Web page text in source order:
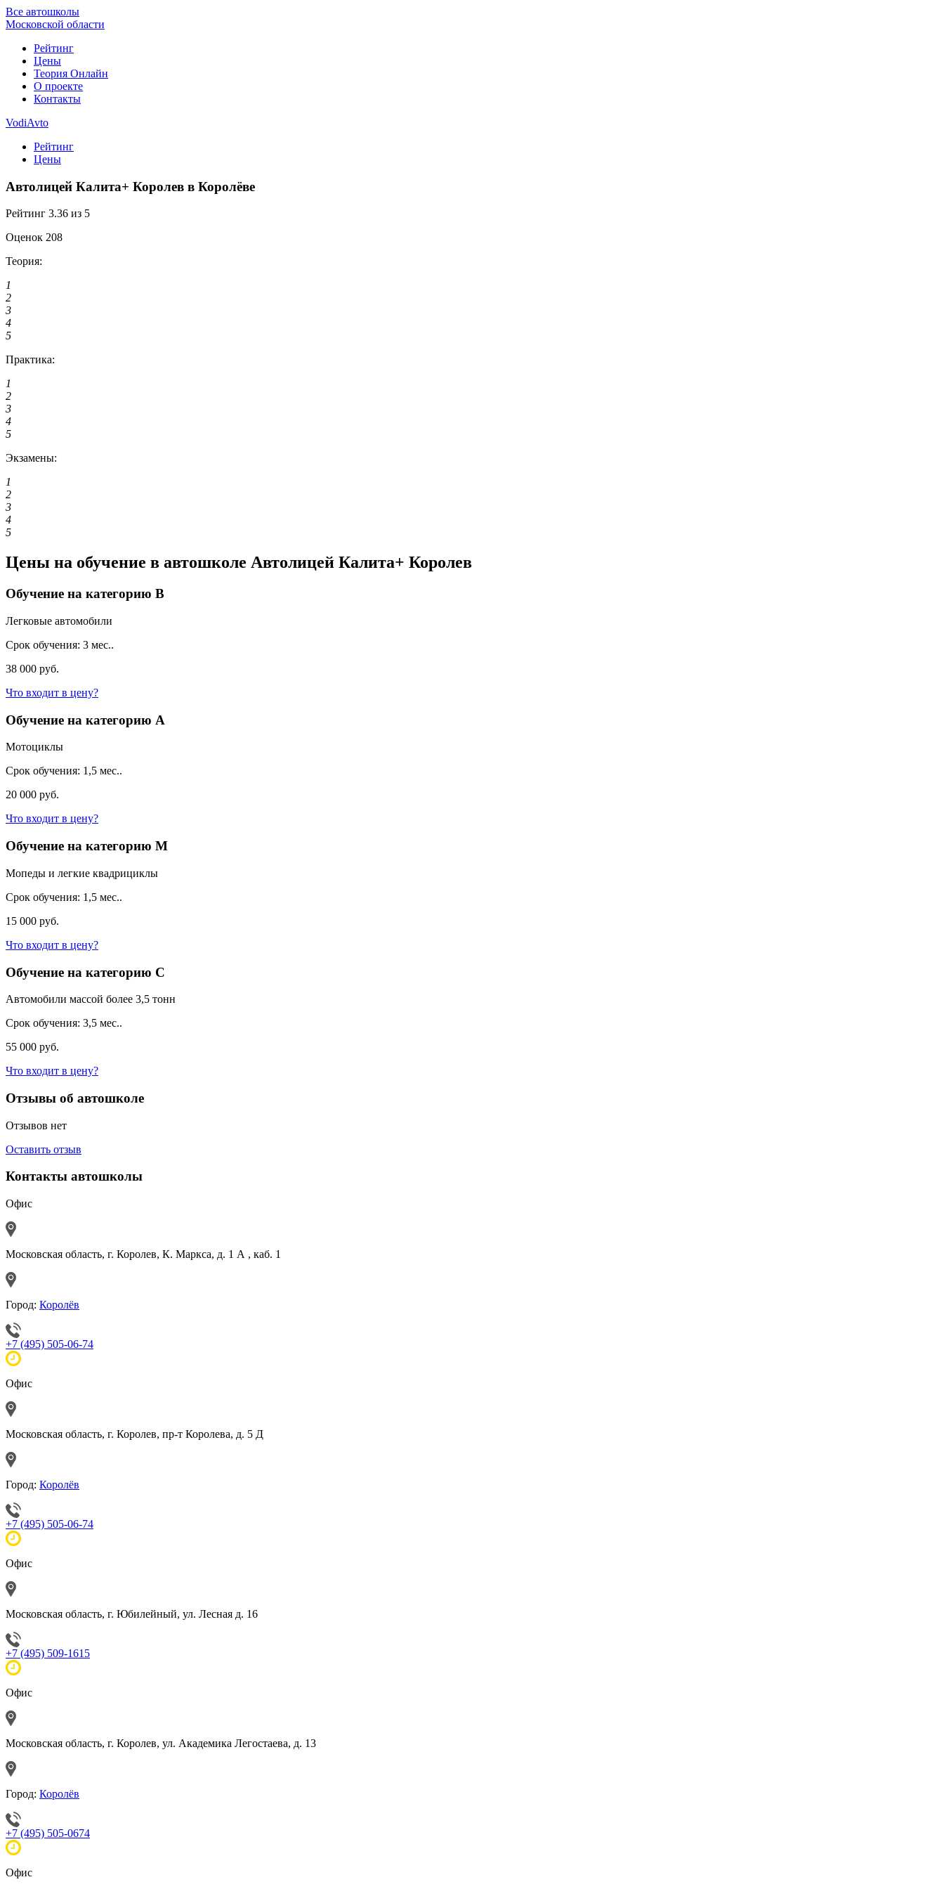
Все автошколы
Московской области
Рейтинг
Цены
Теория Онлайн
О проекте
Контакты
VodiAvto
Рейтинг
Цены
Автолицей Калита+ Королев в Королёве
Рейтинг 3.36 из 5
Оценок 208
Теория:
1
2
3
4
5
Практика:
1
2
3
4
5
Экзамены:
1
2
3
4
5
Цены на обучение в автошколе Автолицей Калита+ Королев
Обучение на категорию B
Легковые автомобили
Срок обучения: 3 мес..
38 000 руб.
Что входит в цену?
Обучение на категорию A
Мотоциклы
Срок обучения: 1,5 мес..
20 000 руб.
Что входит в цену?
Обучение на категорию M
Мопеды и легкие квадрициклы
Срок обучения: 1,5 мес..
15 000 руб.
Что входит в цену?
Обучение на категорию C
Автомобили массой более 3,5 тонн
Срок обучения: 3,5 мес..
55 000 руб.
Что входит в цену?
Отзывы об автошколе
Отзывов нет
Оставить отзыв
Контакты автошколы
Офис
Московская область, г. Королев, К. Маркса, д. 1 А , каб. 1
Город: Королёв
+7 (495) 505-06-74
Офис
Московская область, г. Королев, пр-т Королева, д. 5 Д
Город: Королёв
+7 (495) 505-06-74
Офис
Московская область, г. Юбилейный, ул. Лесная д. 16
+7 (495) 509-1615
Офис
Московская область, г. Королев, ул. Академика Легостаева, д. 13
Город: Королёв
+7 (495) 505-0674
Офис